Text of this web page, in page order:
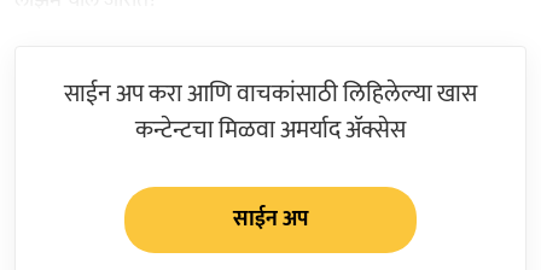
साईन अप करा आणि वाचकांसाठी लिहिलेल्या खास
कन्टेन्टचा मिळवा अमर्याद ॲक्सेस
साईन अप